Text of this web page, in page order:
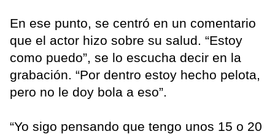
En ese punto, se centró en un comentario
que el actor hizo sobre su salud. “Estoy
como puedo”, se lo escucha decir en la
grabación. “Por dentro estoy hecho pelota,
pero no le doy bola a eso”.
“Yo sigo pensando que tengo unos 15 o 20